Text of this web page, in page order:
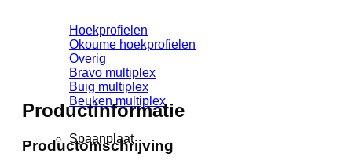
Hoekprofielen
Okoume hoekprofielen
Overig
Bravo multiplex
Buig multiplex
Beuken multiplex
Spaanplaat
Productinformatie
Productomschrijving